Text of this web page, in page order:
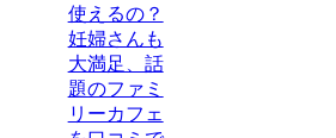
使えるの？
妊婦さんも
大満足、話
題のファミ
リーカフェ